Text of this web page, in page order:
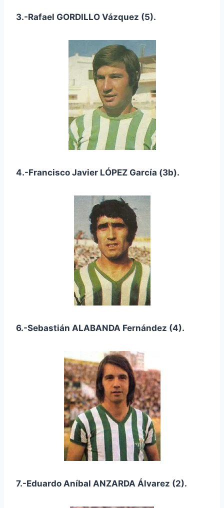
3.-Rafael GORDILLO Vázquez (5).
4.-Francisco Javier LÓPEZ García (3b).
6.-Sebastián ALABANDA Fernández (4).
7.-Eduardo Aníbal ANZARDA Álvarez (2).